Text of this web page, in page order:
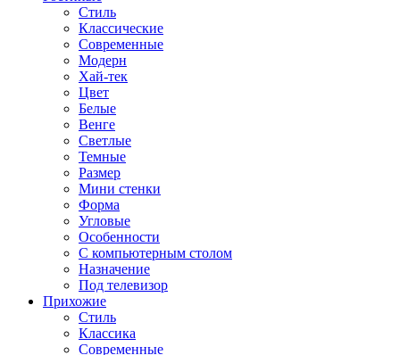
Стиль
Классические
Современные
Модерн
Хай-тек
Цвет
Белые
Венге
Светлые
Темные
Размер
Мини стенки
Форма
Угловые
Особенности
С компьютерным столом
Назначение
Под телевизор
Прихожие
Стиль
Классика
Современные